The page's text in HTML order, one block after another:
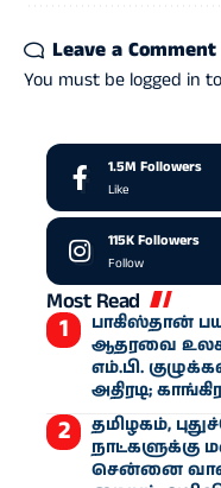
Leave a Comment
You must be logged in
1.5M Followers
Like
115KFollowers
Follow
Most Read
பாகிஸ்தான்
ஆதரவை
எம்.பி.
அதிரடி;
தமிழகம்,
நாட்களுக்கு
சென்னை